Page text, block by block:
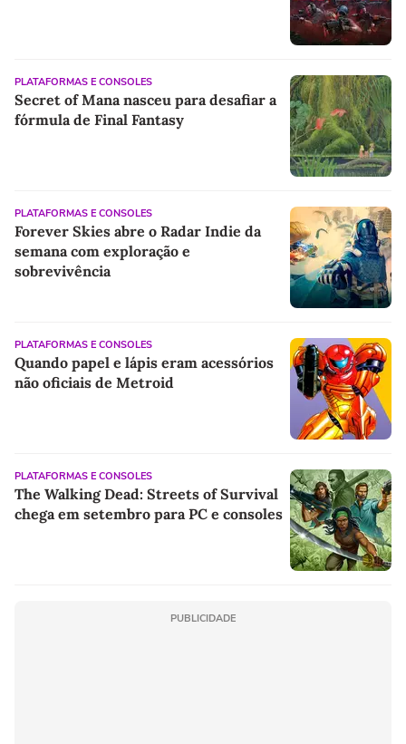
PLATAFORMAS E CONSOLES
Secret of Mana nasceu para desafiar a
fórmula de Final Fantasy
PLATAFORMAS E CONSOLES
Forever Skies abre o Radar Indie da
semana com exploração e
sobrevivência
PLATAFORMAS E CONSOLES
Quando papel e lápis eram acessórios
não oficiais de Metroid
PLATAFORMAS E CONSOLES
The Walking Dead: Streets of Survival
chega em setembro para PC e consoles
PUBLICIDADE